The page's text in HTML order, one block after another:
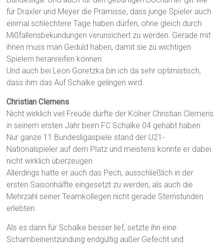
für Draxler und Meyer die Prämisse, dass junge Spieler auch
einmal schlechtere Tage haben dürfen, ohne gleich durch
Mißfallensbekundungen verunsichert zu werden. Gerade mit
ihnen muss man Geduld haben, damit sie zu wichtigen
Spielern heranreifen können.
Und auch bei Leon Goretzka bin ich da sehr optimistisch,
dass ihm das Auf Schalke gelingen wird.
Christian Clemens
Nicht wirklich viel Freude dürfte der Kölner Christian Clemens
in seinem ersten Jahr beim FC Schalke 04 gehabt haben.
Nur ganze 11 Bundesligaspiele stand der U21-
Nationalspieler auf dem Platz und meistens konnte er dabei
nicht wirklich überzeugen.
Allerdings hatte er auch das Pech, ausschließlich in der
ersten Saisonhälfte eingesetzt zu werden, als auch die
Mehrzahl seiner Teamkollegen nicht gerade Sternstunden
erlebten.
Als es dann für Schalke besser lief, setzte ihn eine
Schambeinentzündung endgültig außer Gefecht und